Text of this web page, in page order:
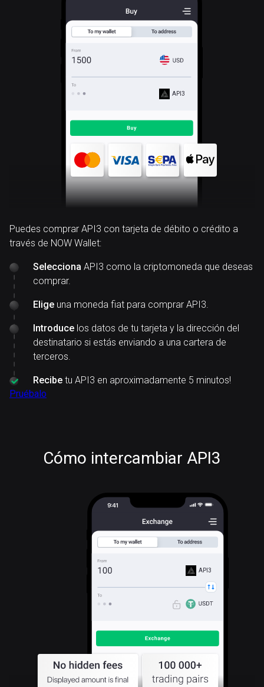
API3
Puedes comprar API3 con tarjeta de débito o crédito a
través de NOW Wallet:
Selecciona API3 como la criptomoneda que deseas
comprar.
Elige una moneda fiat para comprar API3.
Introduce los datos de tu tarjeta y la dirección del
destinatario si estás enviando a una cartera de
terceros.
Recibe tu API3 en aproximadamente 5 minutos!
Pruébalo
Cómo intercambiar API3
API3